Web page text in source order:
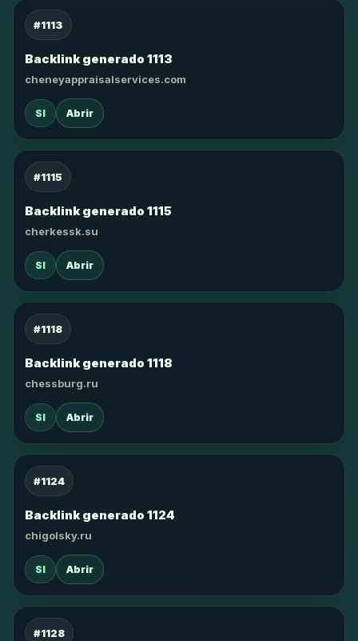
#1113
Backlink generado 1113
cheneyappraisalservices.com
SI Abrir
#1115
Backlink generado 1115
cherkessk.su
SI Abrir
#1118
Backlink generado 1118
chessburg.ru
SI Abrir
#1124
Backlink generado 1124
chigolsky.ru
SI Abrir
#1128